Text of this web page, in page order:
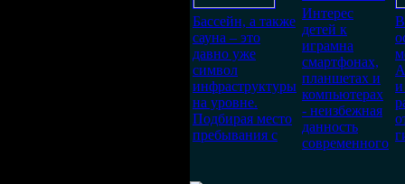
Бассейн, а также
сауна – это
давно уже
символ
инфраструктуры
на уровне.
Подбирая место
пребывания с
Интерес
детей к
играмна
смартфонах,
планшетах и
компьютерах
- неизбежная
данность
современного
В
и